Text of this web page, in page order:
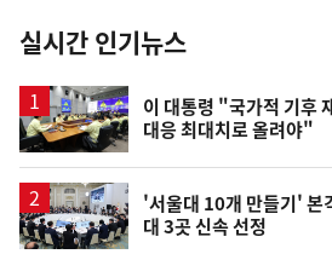
뉴
스
실시간 인기뉴스
이 대통령 "국가적 기후
대응 최대치로 올려야"
'서울대 10개 만들기'
대 3곳 신속 선정